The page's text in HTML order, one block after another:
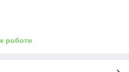
роботи